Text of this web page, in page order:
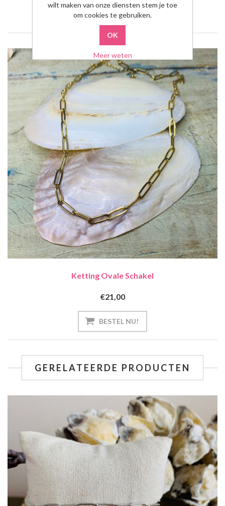
Ketting Ovale Schakel
€21,00
GERELATEERDE PRODUCTEN
wilt maken van onze diensten stem je toe
om cookies te gebruiken.
Meer weten